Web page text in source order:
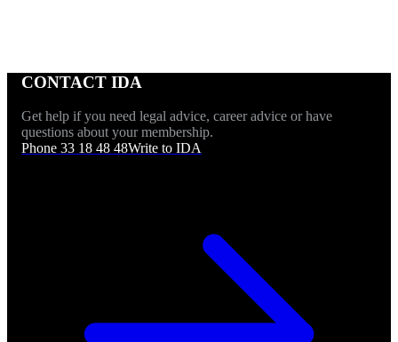
CONTACT IDA
Get help if you need legal advice, career advice or have
questions about your membership.
Phone 33 18 48 48Write to IDA